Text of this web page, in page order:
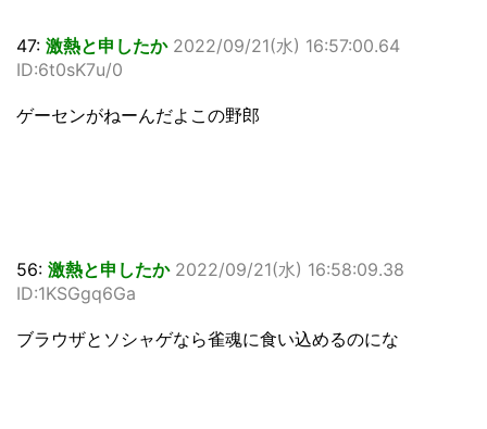
47: 激熱と申したか 2022/09/21(水) 16:57:00.64
ID:6t0sK7u/0
ゲーセンがねーんだよこの野郎
56: 激熱と申したか 2022/09/21(水) 16:58:09.38
ID:1KSGgq6Ga
ブラウザとソシャゲなら雀魂に食い込めるのにな